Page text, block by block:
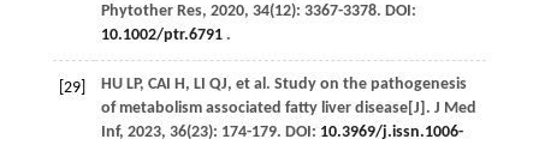
Phytother Res, 2020, 34(12): 3367-3378. DOI:
10.1002/ptr.6791.
[29] HU LP, CAI H, LI QJ, et al. Study on the pathogenesis
of metabolism associated fatty liver disease[J]. J Med
Inf, 2023, 36(23): 174-179. DOI: 10.3969/j.issn.1006-